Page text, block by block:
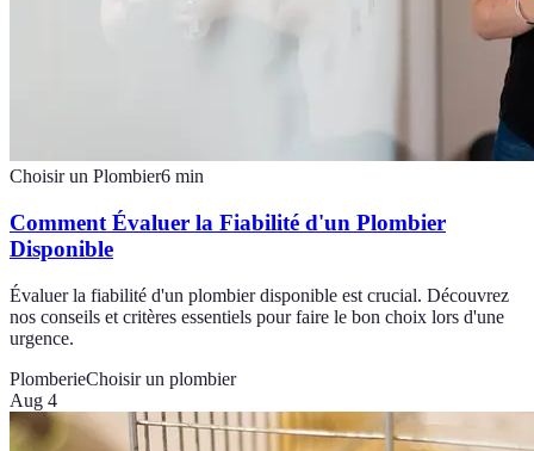
Choisir un Plombier6 min
Comment Évaluer la Fiabilité d'un Plombier
Disponible
Évaluer la fiabilité d'un plombier disponible est crucial. Découvrez
nos conseils et critères essentiels pour faire le bon choix lors d'une
urgence.
PlomberieChoisir un plombier
Aug 4